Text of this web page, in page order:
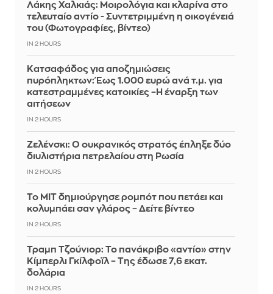
Λάκης Χαλκιάς: Mοιρολόγια και κλαρίνα στο
τελευταίο αντίο - Συντετριμμένη η οικογένειά
του (Φωτογραφίες, βίντεο)
IN 2 HOURS
Κατσαφάδος για αποζημιώσεις
πυρόπληκτων: Έως 1.000 ευρώ ανά τ.μ. για
κατεστραμμένες κατοικίες –Η έναρξη των
αιτήσεων
IN 2 HOURS
Ζελένσκι: Ο ουκρανικός στρατός έπληξε δύο
διυλιστήρια πετρελαίου στη Ρωσία
IN 2 HOURS
Το MIT δημιούργησε ρομπότ που πετάει και
κολυμπάει σαν γλάρος – Δείτε βίντεο
IN 2 HOURS
Τραμπ Τζούνιορ: Το πανάκριβο «αντίο» στην
Κίμπερλι Γκίλφοϊλ – Της έδωσε 7,6 εκατ.
δολάρια
IN 2 HOURS